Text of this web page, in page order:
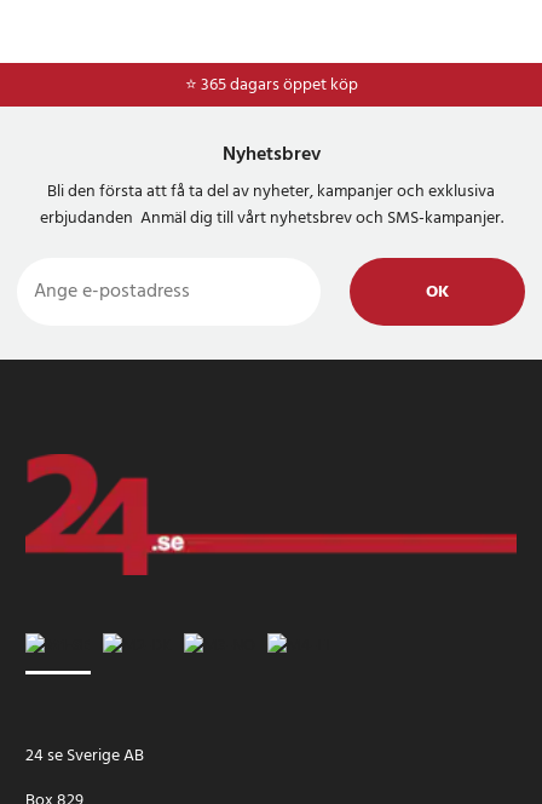
⭐ 365 dagars öppet köp
⭐Frakt 49kr *
Nyhetsbrev
Bli den första att få ta del av nyheter, kampanjer och exklusiva
erbjudanden Anmäl dig till vårt nyhetsbrev och SMS-kampanjer.
OK
24 se Sverige AB